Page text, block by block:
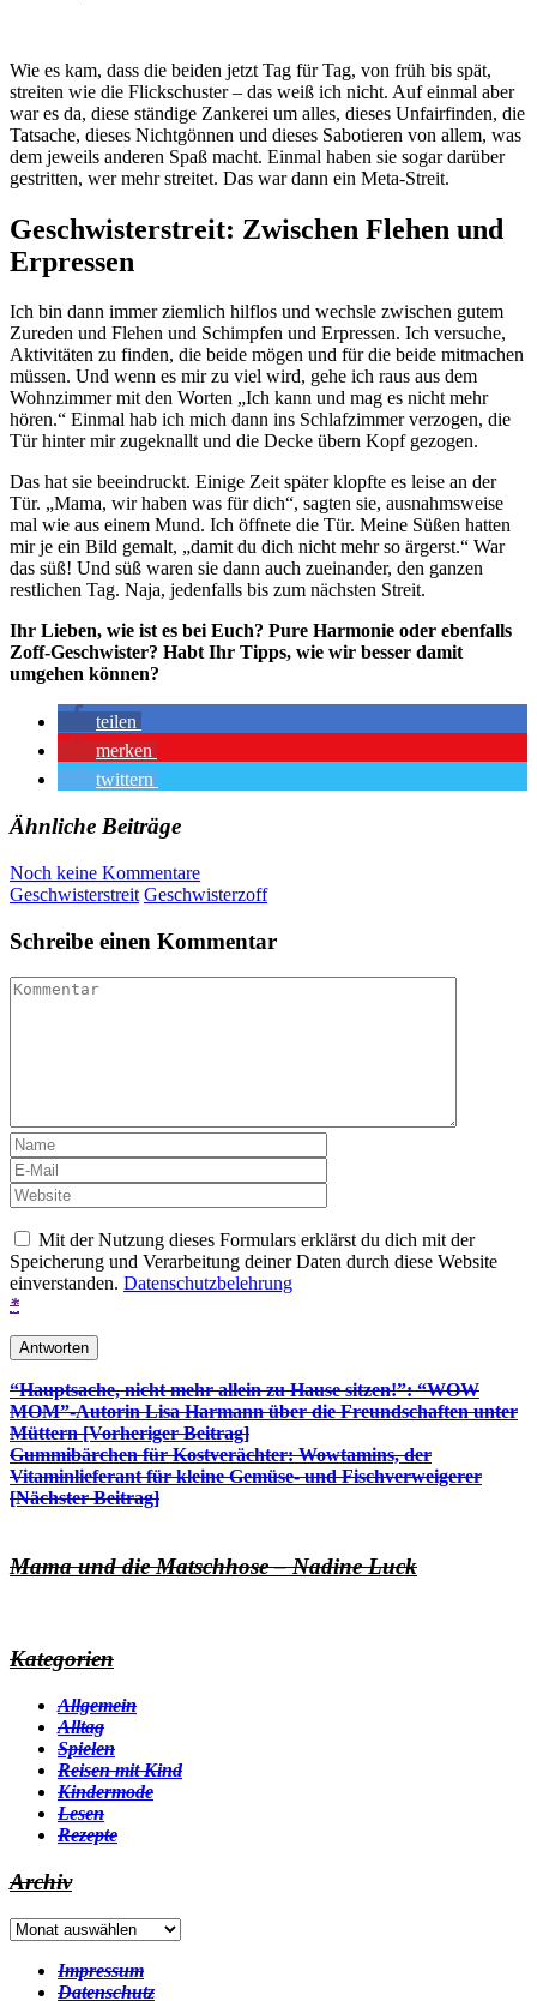
Wie es kam, dass die beiden jetzt Tag für Tag, von früh bis spät,
streiten wie die Flickschuster – das weiß ich nicht. Auf einmal aber
war es da, diese ständige Zankerei um alles, dieses Unfairfinden, die
Tatsache, dieses Nichtgönnen und dieses Sabotieren von allem, was
dem jeweils anderen Spaß macht. Einmal haben sie sogar darüber
gestritten, wer mehr streitet. Das war dann ein Meta-Streit.
Geschwisterstreit: Zwischen Flehen und
Erpressen
Ich bin dann immer ziemlich hilflos und wechsle zwischen gutem
Zureden und Flehen und Schimpfen und Erpressen. Ich versuche,
Aktivitäten zu finden, die beide mögen und für die beide mitmachen
müssen. Und wenn es mir zu viel wird, gehe ich raus aus dem
Wohnzimmer mit den Worten „Ich kann und mag es nicht mehr
hören.“ Einmal hab ich mich dann ins Schlafzimmer verzogen, die
Tür hinter mir zugeknallt und die Decke übern Kopf gezogen.
Das hat sie beeindruckt. Einige Zeit später klopfte es leise an der
Tür. „Mama, wir haben was für dich“, sagten sie, ausnahmsweise
mal wie aus einem Mund. Ich öffnete die Tür. Meine Süßen hatten
mir je ein Bild gemalt, „damit du dich nicht mehr so ärgerst.“ War
das süß! Und süß waren sie dann auch zueinander, den ganzen
restlichen Tag. Naja, jedenfalls bis zum nächsten Streit.
Ihr Lieben, wie ist es bei Euch? Pure Harmonie oder ebenfalls
Zoff-Geschwister? Habt Ihr Tipps, wie wir besser damit
umgehen können?
teilen
merken
twittern
Ähnliche Beiträge
Noch keine Kommentare
Geschwisterstreit Geschwisterzoff
Schreibe einen Kommentar
Mit der Nutzung dieses Formulars erklärst du dich mit der
Speicherung und Verarbeitung deiner Daten durch diese Website
einverstanden. Datenschutzbelehrung
*
Beitrags-
Navigation
“Hauptsache, nicht mehr allein zu Hause sitzen!”: “WOW
MOM”-Autorin Lisa Harmann über die Freundschaften unter
Müttern [Vorheriger Beitrag]
Gummibärchen für Kostverächter: Wowtamins, der
Vitaminlieferant für kleine Gemüse- und Fischverweigerer
[Nächster Beitrag]
Mama und die Matschhose – Nadine Luck
Kategorien
Allgemein
Alltag
Spielen
Reisen mit Kind
Kindermode
Lesen
Rezepte
Archiv
Archiv
Impressum
Datenschutz